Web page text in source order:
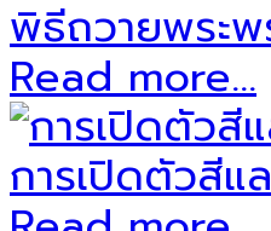
พิธีถวายพระพ
Read more...
การเปิดตัวสีแ